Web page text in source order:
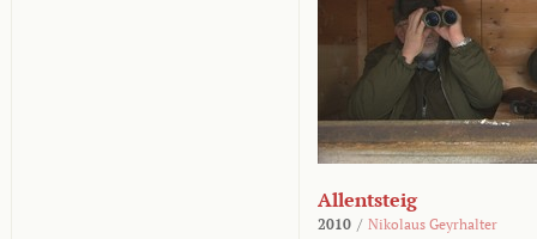
Allentsteig
2010 / Nikolaus Geyrhalter